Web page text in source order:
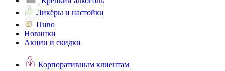
Ликёры и настойки
Пиво
Новинки
Акции и скидки
Корпоративным клиентам